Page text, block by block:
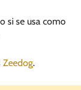
si se usa como
Zeedog.